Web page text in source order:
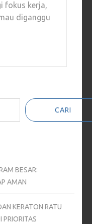
fokus kerja,
diganggu
CARI
BESAR:
AMAN
KERATON RATU
PRIORITAS